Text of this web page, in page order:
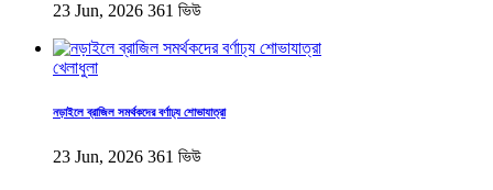
23 Jun, 2026 361 ভিউ
খেলাধুলা
নড়াইলে ব্রাজিল সমর্থকদের বর্ণাঢ্য শোভাযাত্রা
23 Jun, 2026 361 ভিউ